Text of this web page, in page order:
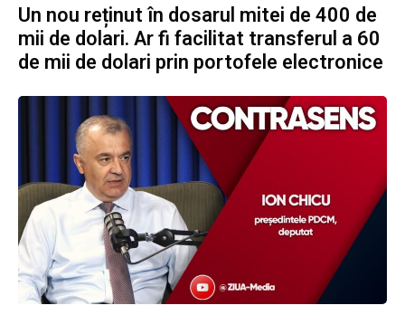
Un nou reținut în dosarul mitei de 400 de
mii de dolari. Ar fi facilitat transferul a 60
de mii de dolari prin portofele electronice